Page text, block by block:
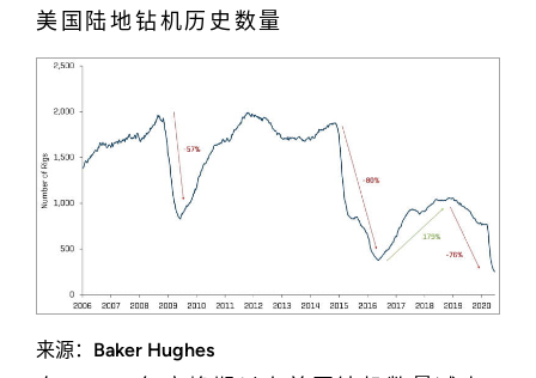
美国陆地钻机历史数量
来源：Baker Hughes